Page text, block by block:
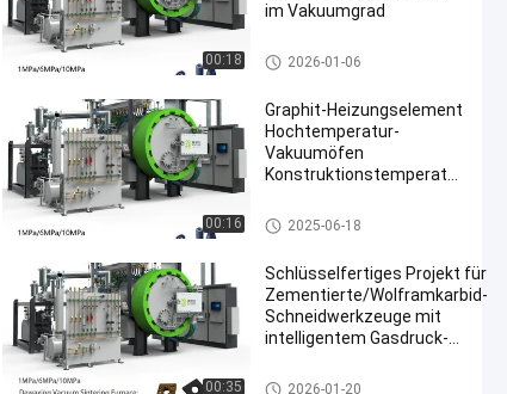
00:18
im Vakuumgrad
Sinterhüftenofen
2026-01-06
00:16
Graphit-Heizungselement
Hochtemperatur-
Vakuumöfen
Konstruktionstemperatur
für 10-15T Kapazität
Ofen der hohen Temperatur V
akuum
2025-06-18
00:35
Schlüsselfertiges Projekt für
Zementierte/Wolframkarbid-
Schneidwerkzeuge mit
intelligentem Gasdruck-
Gasdruck-sinternder Ofen
2026-01-20